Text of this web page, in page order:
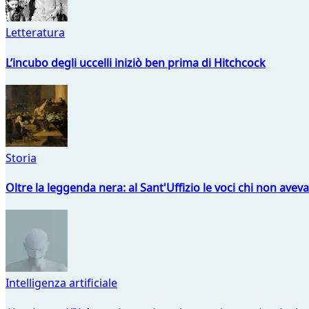
Letteratura
L’incubo degli uccelli iniziò ben prima di Hitchcock
Storia
Oltre la leggenda nera: al Sant'Uffizio le voci chi non
Intelligenza artificiale